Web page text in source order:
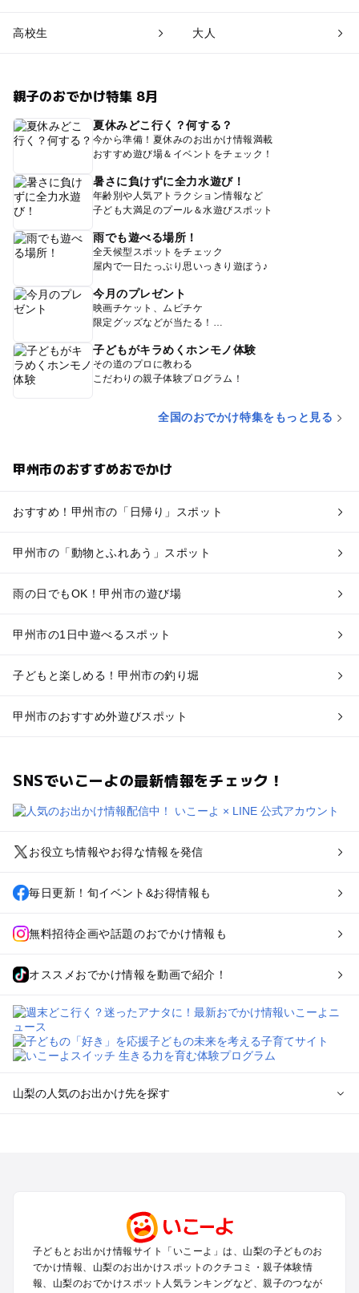
高校生 大人
親子のおでかけ特集 8月
夏休みどこ行く？何する？
今から準備！夏休みのお出かけ情報満載
おすすめ遊び場＆イベントをチェック！
暑さに負けずに全力水遊び！
年齢別や人気アトラクション情報など
子ども大満足のプール＆水遊びスポット
雨でも遊べる場所！
全天候型スポットをチェック
屋内で一日たっぷり思いっきり遊ぼう♪
今月のプレゼント
映画チケット、ムビチケ
限定グッズなどが当たる！
子どもがキラめくホンモノ体験
その道のプロに教わる
こだわりの親子体験プログラム！
全国のおでかけ特集をもっと見る
甲州市のおすすめおでかけ
おすすめ！甲州市の「日帰り」スポット
甲州市の「動物とふれあう」スポット
雨の日でもOK！甲州市の遊び場
甲州市の1日中遊べるスポット
子どもと楽しめる！甲州市の釣り堀
甲州市のおすすめ外遊びスポット
SNSでいこーよの最新情報をチェック！
お役立ち情報やお得な情報を発信
毎日更新！旬イベント&お得情報も
無料招待企画や話題のおでかけ情報も
オススメおでかけ情報を動画で紹介！
山梨の人気のお出かけ先を探す
甲府・昇仙峡・湯村のプールお出かけ
石和・勝沼・塩山のプールお出かけ
大月・都留・道志渓谷のプールお出かけ
山中湖・忍野のプールお出かけ
子どもとお出かけ情報サイト「いこーよ」は、山梨の子どものお
でかけ情報、山梨のお出かけスポットのクチコミ・親子体験情
報、山梨のおでかけスポット人気ランキングなど、親子のつなが